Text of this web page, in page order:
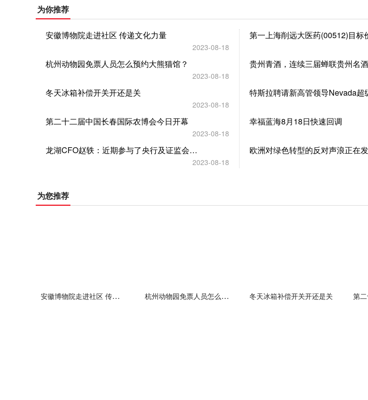
为你推荐
安徽博物院走进社区 传递文化力量
2023-08-18
杭州动物园免票人员怎么预约大熊猫馆？
2023-08-18
冬天冰箱补偿开关开还是关
2023-08-18
第二十二届中国长春国际农博会今日开幕
2023-08-18
龙湖CFO赵轶：近期参与了央行及证监会的调研，会上监管明确提出要支持优秀民企合理融资需求
2023-08-18
贵州青酒，连续三届蝉联贵州名
幸福蓝海8月18日快速回调
欧洲对绿色转型的反对声浪正在
为您推荐
安徽博物院走进社区 传递文化力量 杭州动物园免票人员怎么预约大熊猫馆？ 冬天冰箱补偿开关开还是关